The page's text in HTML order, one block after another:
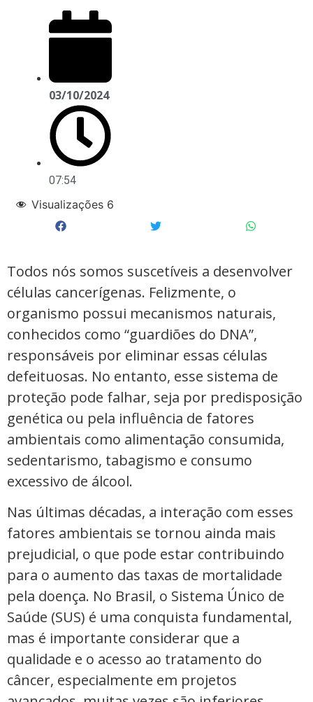
03/10/2024
07:54
Visualizações 6
Todos nós somos suscetíveis a desenvolver
células cancerígenas. Felizmente, o
organismo possui mecanismos naturais,
conhecidos como “guardiões do DNA”,
responsáveis ​​por eliminar essas células
defeituosas. No entanto, esse sistema de
proteção pode falhar, seja por predisposição
genética ou pela influência de fatores
ambientais como alimentação consumida,
sedentarismo, tabagismo e consumo
excessivo de álcool.
Nas últimas décadas, a interação com esses
fatores ambientais se tornou ainda mais
prejudicial, o que pode estar contribuindo
para o aumento das taxas de mortalidade
pela doença. No Brasil, o Sistema Único de
Saúde (SUS) é uma conquista fundamental,
mas é importante considerar que a
qualidade e o acesso ao tratamento do
câncer, especialmente em projetos